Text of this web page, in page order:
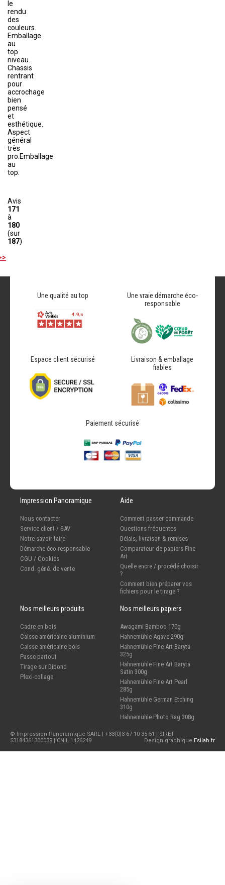
le
rendu
des
couleurs.
Emballage
au
top
niveau.
Chassis
rentrant
pour
accrochage
bien
pensé
et
esthétique.
Aspect
général
très
pro.Emballage
au
top.
Avis
171
à
180
(sur
187)
Une qualité au top
Une vraie démarche éco-
responsable
Espace client sécurisé
Livraison & emballage
fiables
Paiement sécurisé
Impression Panoramique
Nous contacter
Service client / SAV
Notre savoir-faire
Démarche éco-responsable
CGU / Cookies
Cond. géné. de vente
Aide
Comment passer commande
Questions fréquentes
Délais, livraison & remises
Comparateur de papiers Fine
Art
Quelle encre / procédé choisir
?
Comment bien préparer vos
fichiers pour le tirage ?
Nos meilleurs produits
Cadre en bois
Caisse américaine aluminium
Caisse américaine bois
Passe-partout
Tirage sur Dibond
Plexi-collage
Nos meilleurs papiers
Awagami Bamboo 170g
Hahnemühle Agave 290g
Hahnemühle Fine Art Baryta
325g
Hahnemühle Fine Art Baryta
Satin 300g
Hahnemühle Fine Art Pearl
285g
Hahnemühle German Etching
310g
Hahnemühle Photo Rag 308g
© Impression Panoramique SARL | +33(0)3 67 10 35 51 | SIRET
53184361300039 | CNIL 1426249
Design graphique Esilab.fr